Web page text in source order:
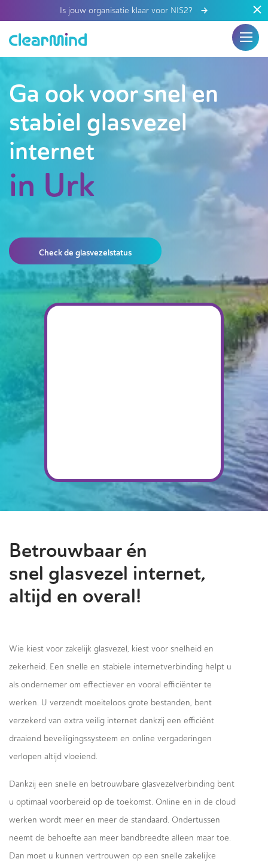
Is jouw organisatie klaar voor NIS2?
Ga ook voor snel en
stabiel glasvezel
internet
in Urk
Check de glasvezelstatus
Betrouwbaar én
snel glasvezel internet,
altijd en overal!
Wie kiest voor zakelijk glasvezel, kiest voor snelheid en
zekerheid. Een snelle en stabiele internetverbinding helpt u
als ondernemer om effectiever en vooral efficiënter te
werken. U verzendt moeiteloos grote bestanden, bent
verzekerd van extra veilig internet dankzij een efficiënt
draaiend beveiligingssysteem en online vergaderingen
verlopen altijd vloeiend.
Dankzij een snelle en betrouwbare glasvezelverbinding bent
u optimaal voorbereid op de toekomst. Online en in de cloud
werken wordt meer en meer de standaard. Ondertussen
neemt de behoefte aan meer bandbreedte alleen maar toe.
Dan moet u kunnen vertrouwen op een snelle zakelijke